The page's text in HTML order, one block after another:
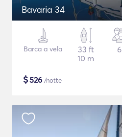
Bavaria 34
Barca a vela
33 ft
10 m
6
$526 /notte